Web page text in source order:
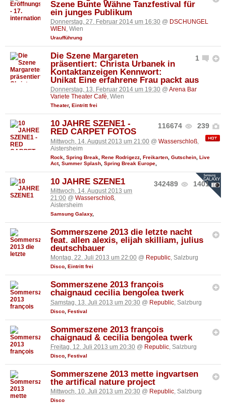
Szene Bunte Wähne Tanzfestival für
ein junges Publikum
Donnerstag, 27. Februar 2014 um 16:30 @ DSCHUNGEL
WIEN, Wien
Uraufführung
1
Die Szene Margareten
präsentiert: Christa Urbanek in
Kontaktanzeigen Kennwort:
Unikat Eine erfahrene Frau packt aus
Donnerstag, 13. Februar 2014 um 19:30 @ Arena Bar
Variete Theater Cafè, Wien
Theater, Eintritt frei
116674 239
10 JAHRE SZENE1 -
RED CARPET FOTOS
Mittwoch, 14. August 2013 um 21:00 @ Wasserschloß
Aistersheim
Rock Spring Break Rene Rodrigezz Freikarten Gutschein Live
Act, Summer Splash Spring Break Europe
342489 1401
10 JAHRE SZENE1
Mittwoch, 14. August 2013 um
21:00 @ Wasserschloß,
Aistersheim
Samsung Galaxy,
Sommerszene 2013 die letzte nacht
feat. allen alexis, elijah skilliam, julius
deutschbauer
Montag, 22. Juli 2013 um 22:00 @ Republic, Salzburg
Disco, Eintritt frei
Sommerszene 2013 françois
chaignaud cecilia bengolea twerk
Samstag, 13. Juli 2013 um 20:30 @ Republic , Salzburg
Disco Festival
Sommerszene 2013 françois
chaignaud & cecilia bengolea twerk
Freitag, 12. Juli 2013 um 20:30 @ Republic, Salzburg
Disco Festival
Sommerszene 2013 mette ingvartsen
the artifical nature project
Mittwoch, 10. Juli 2013 um 20:30 @ Republic, Salzburg
Disco